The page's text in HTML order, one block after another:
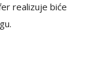
realizuje biće